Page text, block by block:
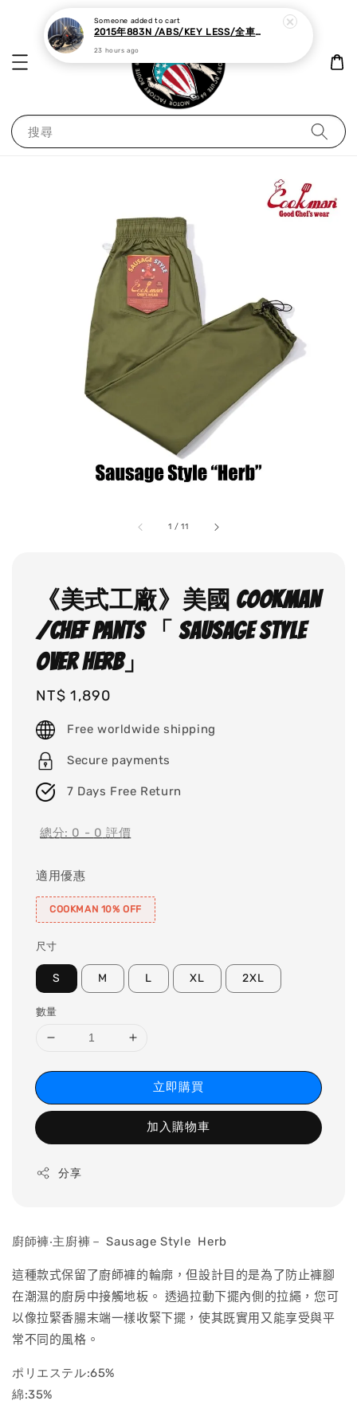
搜尋
1 /11
《美式工廠》美國 COOKMAN
/Chef Pants 「 Sausage Style
Over Herb」
Regular
price
NT$ 1,890
Free worldwide shipping
Secure payments
7 Days Free Return
總分: 0 - 0 評價
適用優惠
COOKMAN 10% OFF
尺寸
S M L XL 2XL
數量
立即購買
加入購物車
分享
廚師褲‧主廚褲－ Sausage Style Herb
這種款式保留了廚師褲的輪廓，但設計目的是為了防止褲腳
在潮濕的廚房中接觸地板。 透過拉動下擺內側的拉繩，您可
以像拉緊香腸末端一樣收緊下擺，使其既實用又能享受與平
常不同的風格。
ポリエステル:65%
綿:35%
Someone added to cart
2015年883N /ABS/KEY LESS/全車黑化,里程極少
23 hours ago